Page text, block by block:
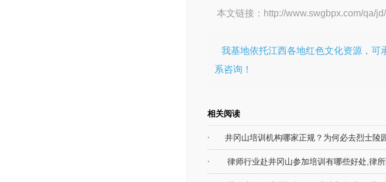
本文链接： http://www.swgbpx.com/qa/
我基地依托江西各地红色文化资源，可
系咨询！
相关阅读
井冈山培训机构哪家正规？为何必去烈士陵
律师行业赴井冈山参加培训有哪些好处,律